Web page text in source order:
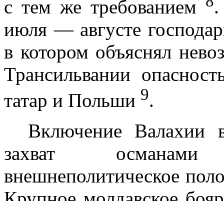
с тем же требованием
июля — ав­густе
в котором объяснял
Трансильвании
татар и Польши 9.
Включение Валахии
захват
внешнеполитическое